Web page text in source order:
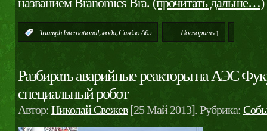
названием Branomics Bra. (прочитать дальше…)
: Triumph International, мода Синдзо Абэ Поспорить ↑
Разбирать аварийные реакторы на АЭС
специальный робот
Автор: Николай Свежев[25 Май 2013]. Рубрика: